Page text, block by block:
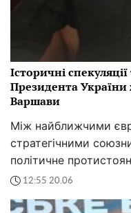
Історичні
Президента України
Варшави
Між найближчими
стратегічними
політичне
12:55 20.06